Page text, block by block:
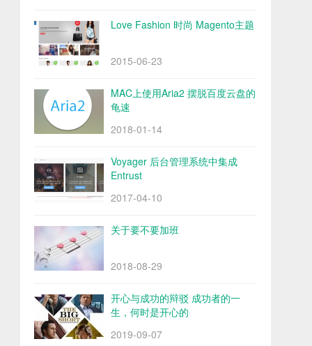
Love Fashion 时尚 Magento主题
2015-06-23
MAC上使用Aria2 摆脱百度云盘的
龟速
2018-01-14
Voyager 后台管理系统中集成
Entrust
2017-04-10
关于要不要加班
2018-08-29
开心与成功的辩驳 成功者的一
生，何时是开心的
2019-09-07